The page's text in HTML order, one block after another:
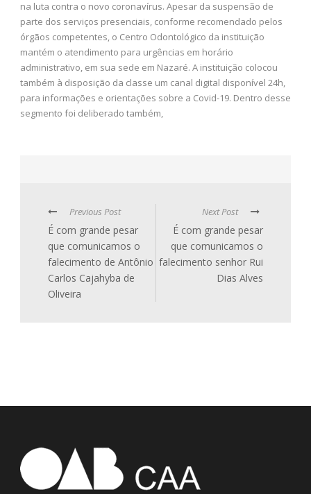
na luta contra o novo coronavírus. Apesar da suspensão de
parte dos serviços presenciais, conforme recomendado pelos
órgãos competentes, o Centro Odontológico da instituição
mantém o atendimento para urgências em horário
administrativo, em sua sede em Nazaré. A instituição colocou
também à disposição da classe um canal digital disponível 24h,
para informações e orientações sobre a Covid-19. Dentro desse
segmento foi deliberado também,
Previous Post
É com grande pesar
que comunicamos o
falecimento de Antônio
Carlos Cajahyba de
Oliveira
Next Post
É com grande pesar
que comunicamos o
falecimento senhor Rui
Dias Alves